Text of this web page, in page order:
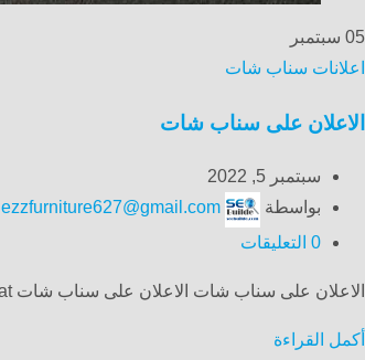
05 سبتمبر
اعلانات سناب شات
الاعلان على سناب شات
سبتمبر 5, 2022
بواسطة
ezzfurniture627@gmail.com
0 التعليقات
الاعلان على سناب شات الاعلان على سناب شات Snapchat تُقدّر عائداتها لعام 2017 Snapchat بأنها عالية جدًا ، وبالت...
أكمل القراءة